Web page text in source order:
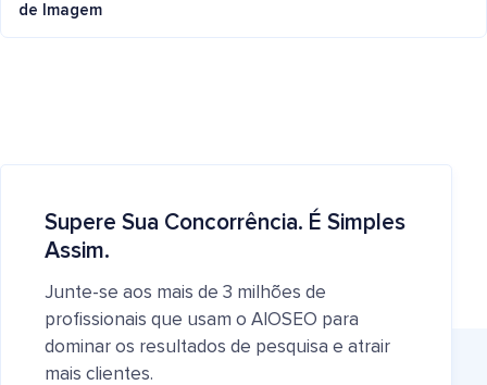
de Imagem
Supere Sua Concorrência. É Simples
Assim.
Junte-se aos mais de 3 milhões de
profissionais que usam o AIOSEO para
dominar os resultados de pesquisa e atrair
mais clientes.